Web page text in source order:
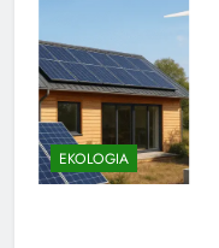
EKOLOGIA